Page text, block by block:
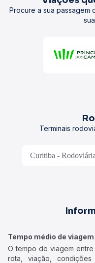
Procure a sua passagem
Terminais
Curitiba - Rodoviária
Tempo médio de viagem
O tempo de viagem
rota, viação,